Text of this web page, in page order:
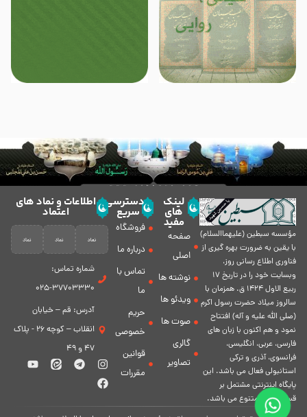
مؤسسه سبطين (عليهماالسلام)
با يقين به ضرورت بهره گیرى از
فناورى اطلاع رسانى روز،
وبسایت خود را در تاريخ 17
ربيع الاول 1424 ق. همزمان با
سالروز ميلاد حضرت رسول اكرم
(صلی الله علیه و آله) افتتاح
نمود و هم اكنون با زبان های
فارسی، عربى، انگلیسی،
فرانسوی، آذری و ترکی
استانبولی فعال مى باشد. اين
پايگاه اينترنتى مشتمل بر
قسمت هاى متنوع مى باشد.
لینک
های
مفید
صفحه
اصلی
نوشته ها
ویدئو ها
صوت ها
گالری
تصاویر
دسترسی
سریع
فروشگاه
درباره ما
تماس با
ما
حریم
خصوصی
قوانین
مقررات
اطلاعات و نماد های
اعتماد
شماره تماس:
37703330-025
آدرس: قم – خیابان
انقلاب – کوچه 26 - پلاک
47 و 49